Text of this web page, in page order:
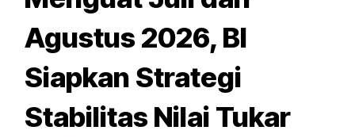
Agustus 2026, BI
Siapkan Strategi
Stabilitas Nilai Tukar